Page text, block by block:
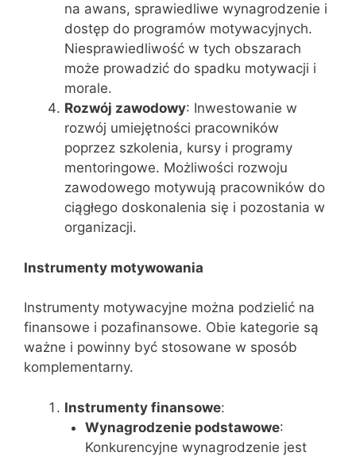
na awans, sprawiedliwe wynagrodzenie i
dostęp do programów motywacyjnych.
Niesprawiedliwość w tych obszarach
może prowadzić do spadku motywacji i
morale.
Rozwój zawodowy: Inwestowanie w
rozwój umiejętności pracowników
poprzez szkolenia, kursy i programy
mentoringowe. Możliwości rozwoju
zawodowego motywują pracowników do
ciągłego doskonalenia się i pozostania w
organizacji.
Instrumenty motywowania
Instrumenty motywacyjne można podzielić na
finansowe i pozafinansowe. Obie kategorie są
ważne i powinny być stosowane w sposób
komplementarny.
Instrumenty finansowe:
Wynagrodzenie podstawowe:
Konkurencyjne wynagrodzenie jest